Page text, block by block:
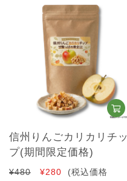
信州りんごカリカリチッ
プ(期間限定価格)
¥480 ¥280
(税込価格